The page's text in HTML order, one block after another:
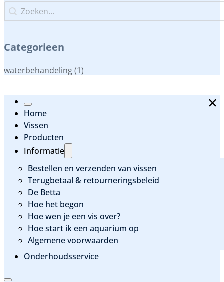
Zoeken...
Zoeken...
Categorieen
Categorieen
waterbehandeling(1)
Home
Vissen
Producten
Informatie
Bestellen en verzenden van vissen
Terugbetaal & retourneringsbeleid
De Betta
Hoe het begon
Hoe wen je een vis over?
Hoe start ik een aquarium op
Algemene voorwaarden
Onderhoudsservice